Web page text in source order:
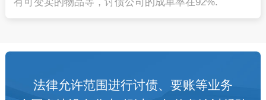
法律允许范围进行讨债、要账等业务